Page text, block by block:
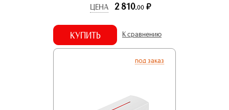
ЦЕНА
2 810.00 р.
КУПИТЬ К сравнению
под заказ